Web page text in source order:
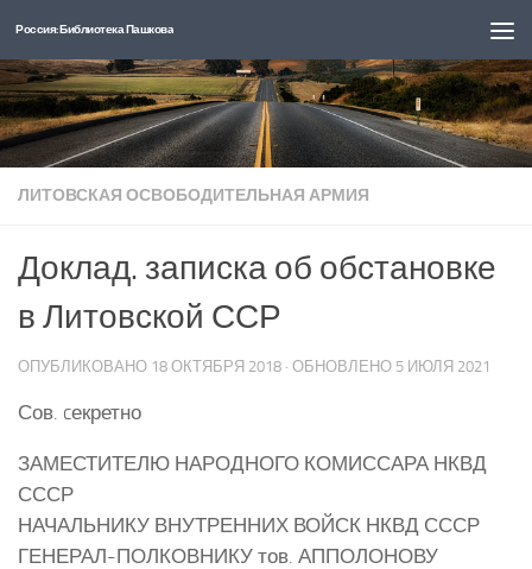
Перейти к содержимому
Россия: Библиотека Пашкова
ЛИТОВСКАЯ ОСВОБОДИТЕЛЬНАЯ АРМИЯ
Доклад. записка об обстановке
в Литовской ССР
ОПУБЛИКОВАНО 18 ОКТЯБРЯ 2018 · ОБНОВЛЕНО 5 ИЮЛЯ 2021
Сов. cекретно
ЗАМЕСТИТЕЛЮ НАРОДНОГО КОМИССАРА НКВД
СССР
НАЧАЛЬНИКУ ВНУТРЕННИХ ВОЙСК НКВД СССР
ГЕНЕРАЛ-ПОЛКОВНИКУ тов. АППОЛОНОВУ